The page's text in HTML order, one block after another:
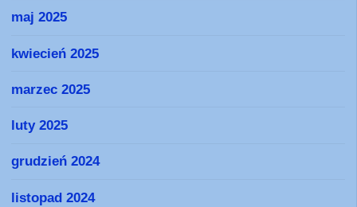
maj 2025
kwiecień 2025
marzec 2025
luty 2025
grudzień 2024
listopad 2024